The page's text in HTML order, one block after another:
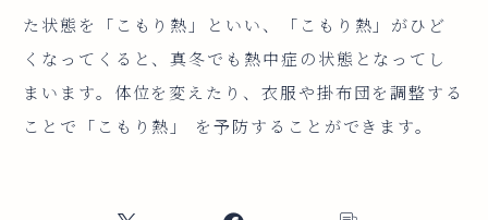
た状態を「こもり熱」といい、「こもり熱」がひど
くなってくると、真冬でも熱中症の状態となってし
まいます。体位を変えたり、衣服や掛布団を調整する
ことで「こもり熱」 を予防することができます。